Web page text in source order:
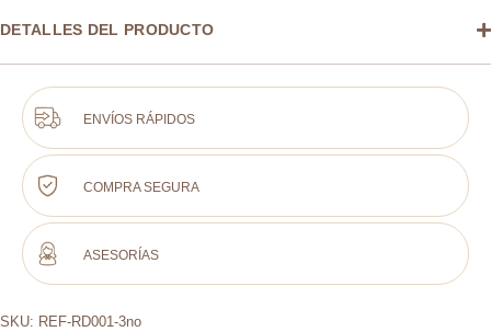
DETALLES DEL PRODUCTO
ENVÍOS RÁPIDOS
COMPRA SEGURA
ASESORÍAS
SKU: REF-RD001-3no